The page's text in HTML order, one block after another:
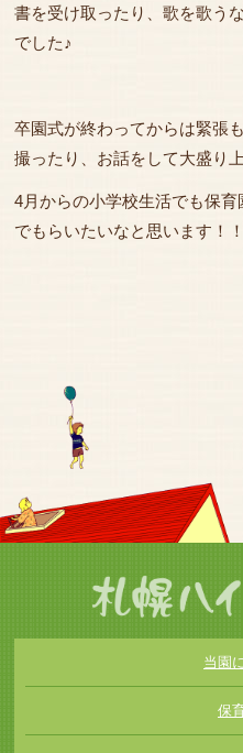
書を受け取ったり、歌を歌う
でした♪
卒園式が終わってからは緊張
撮ったり、お話をして大盛り
4月からの小学校生活でも保
でもらいたいなと思います！！
当園
保